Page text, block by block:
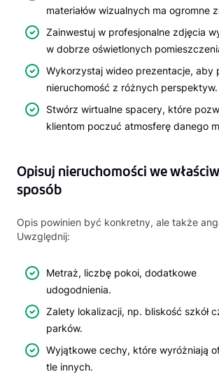
materiałów wizualnych ma ogromne
Zainwestuj w profesjonalne zdjęcia
w dobrze oświetlonych
Wykorzystaj wideo prezentacje, aby
nieruchomość z różnych perspektyw.
Stwórz wirtualne spacery, które
klientom poczuć atmosferę danego
Opisuj nieruchomości we
sposób
Opis powinien być konkretny, ale także
Uwzględnij:
Metraż, liczbę pokoi, dodatkowe
udogodnienia.
Zalety lokalizacji, np. bliskość szkół
parków.
Wyjątkowe cechy, które wyróżniają
tle innych.